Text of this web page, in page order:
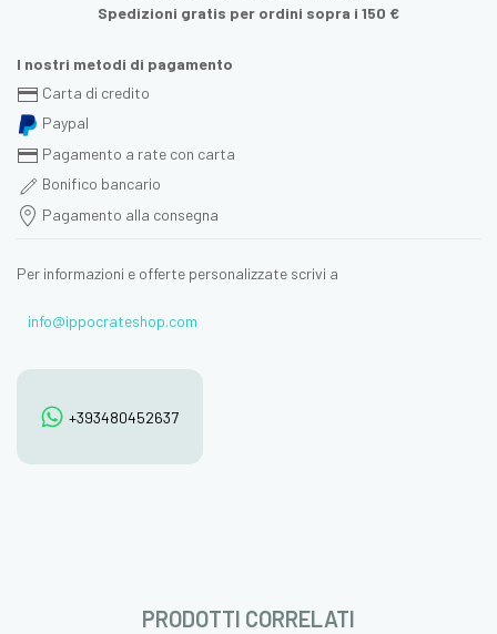
Spedizioni gratis per ordini sopra i 150 €
I nostri metodi di pagamento
Carta di credito
Paypal
Pagamento a rate con carta
Bonifico bancario
Pagamento alla consegna
Per informazioni e offerte personalizzate scrivi a
info@ippocrateshop.com
+393480452637
PRODOTTI CORRELATI